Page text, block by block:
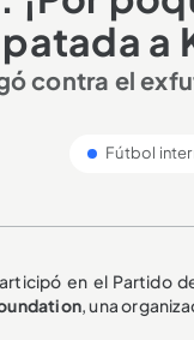
a
contra el
Fútbol
en el Partido
, una